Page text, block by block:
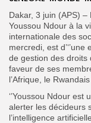
FR
Dakar, 3 juin (APS)
Youssou Ndour à la
internationale des
mercredi, est
de gestion des droits
faveur de ses
l’Afrique, le
‘’Youssou Ndour
alerter les décideurs
l’intelligence